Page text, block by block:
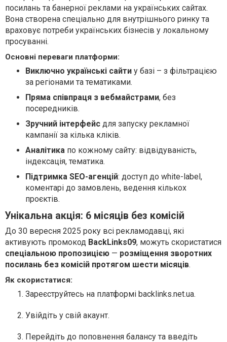
посилань та банерної реклами на українських сайтах.
Вона створена спеціально для внутрішнього ринку та
враховує потреби українських бізнесів у локальному
просуванні.
Основні переваги платформи:
Виключно українські сайти у базі – з фільтрацією
за регіонами та тематиками.
Пряма співпраця з вебмайстрами, без
посередників.
Зручний інтерфейс для запуску рекламної
кампанії за кілька кліків.
Аналітика по кожному сайту: відвідуваність,
індексація, тематика.
Підтримка SEO-агенцій: доступ до white-label,
коментарі до замовлень, ведення кількох
проєктів.
Унікальна акція: 6 місяців без комісій
До 30 вересня 2025 року всі рекламодавці, які
активують промокод BackLinks09, можуть скористатися
спеціальною пропозицією — розміщення зворотних
посилань без комісій протягом шести місяців.
Як скористатися:
Зареєструйтесь на платформі backlinks.net.ua.
Увійдіть у свій акаунт.
Перейдіть до поповнення балансу та введіть